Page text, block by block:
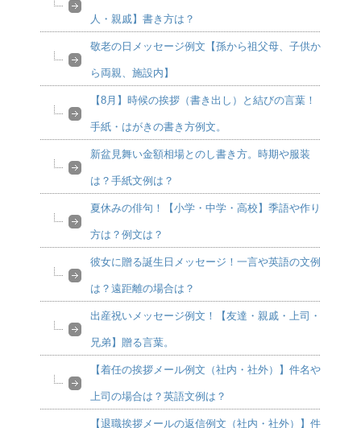
人・親戚】書き方は？
敬老の日メッセージ例文【孫から祖父母、子供か
ら両親、施設内】
【8月】時候の挨拶（書き出し）と結びの言葉！
手紙・はがきの書き方例文。
新盆見舞い金額相場とのし書き方。時期や服装
は？手紙文例は？
夏休みの俳句！【小学・中学・高校】季語や作り
方は？例文は？
彼女に贈る誕生日メッセージ！一言や英語の文例
は？遠距離の場合は？
出産祝いメッセージ例文！【友達・親戚・上司・
兄弟】贈る言葉。
【着任の挨拶メール例文（社内・社外）】件名や
上司の場合は？英語文例は？
【退職挨拶メールの返信例文（社内・社外）】件